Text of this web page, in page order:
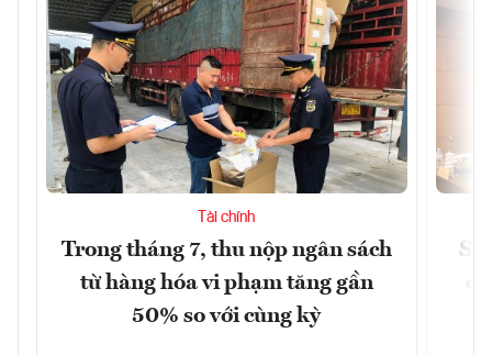
Tài chính
Trong tháng 7, thu nộp ngân sách
từ hàng hóa vi phạm tăng gần
50% so với cùng kỳ